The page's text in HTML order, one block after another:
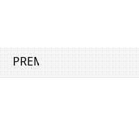
PREMIUM